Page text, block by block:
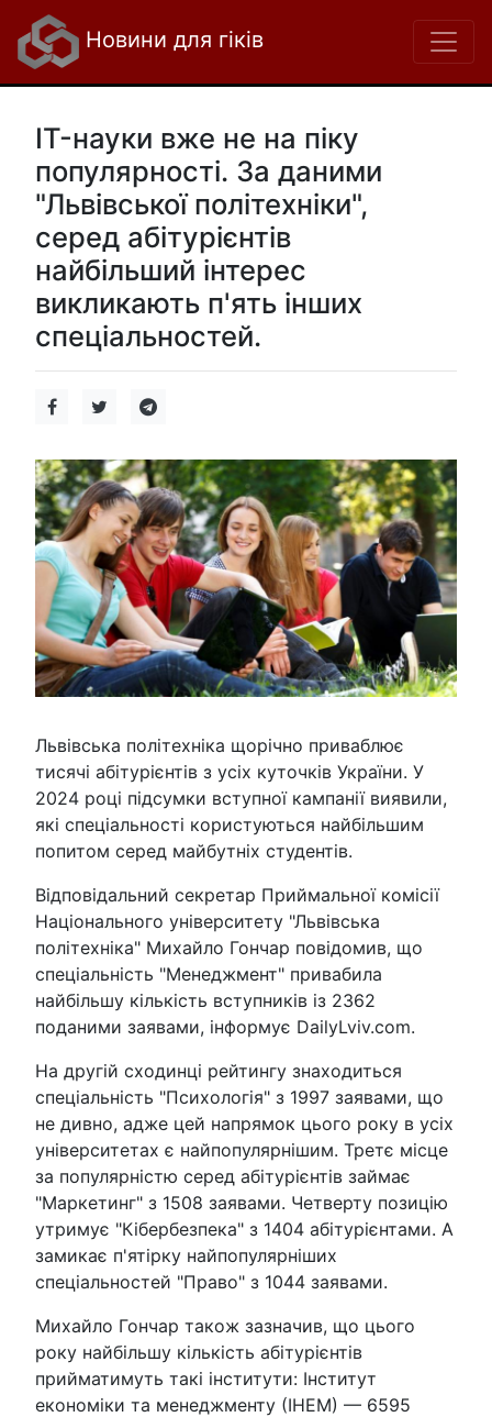
Новини для гіків
IT-науки вже не на піку
популярності. За даними
"Львівської політехніки",
серед абітурієнтів
найбільший інтерес
викликають п'ять інших
спеціальностей.
Львівська політехніка щорічно приваблює
тисячі абітурієнтів з усіх куточків України. У
2024 році підсумки вступної кампанії виявили,
які спеціальності користуються найбільшим
попитом серед майбутніх студентів.
Відповідальний секретар Приймальної комісії
Національного університету "Львівська
політехніка" Михайло Гончар повідомив, що
спеціальність "Менеджмент" привабила
найбільшу кількість вступників із 2362
поданими заявами, інформує DailyLviv.com.
На другій сходинці рейтингу знаходиться
спеціальність "Психологія" з 1997 заявами, що
не дивно, адже цей напрямок цього року в усіх
університетах є найпопулярнішим. Третє місце
за популярністю серед абітурієнтів займає
"Маркетинг" з 1508 заявами. Четверту позицію
утримує "Кібербезпека" з 1404 абітурієнтами. А
замикає п'ятірку найпопулярніших
спеціальностей "Право" з 1044 заявами.
Михайло Гончар також зазначив, що цього
року найбільшу кількість абітурієнтів
прийматимуть такі інститути: Інститут
економіки та менеджменту (ІНЕМ) — 6595